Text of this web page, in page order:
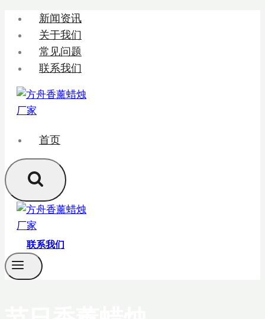
新闻资讯
关于我们
常见问题
联系我们
首页
联系我们